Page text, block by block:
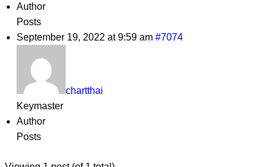
Author
Posts
September 19, 2022 at 9:59 am #7074
chartthai
Keymaster
Author
Posts